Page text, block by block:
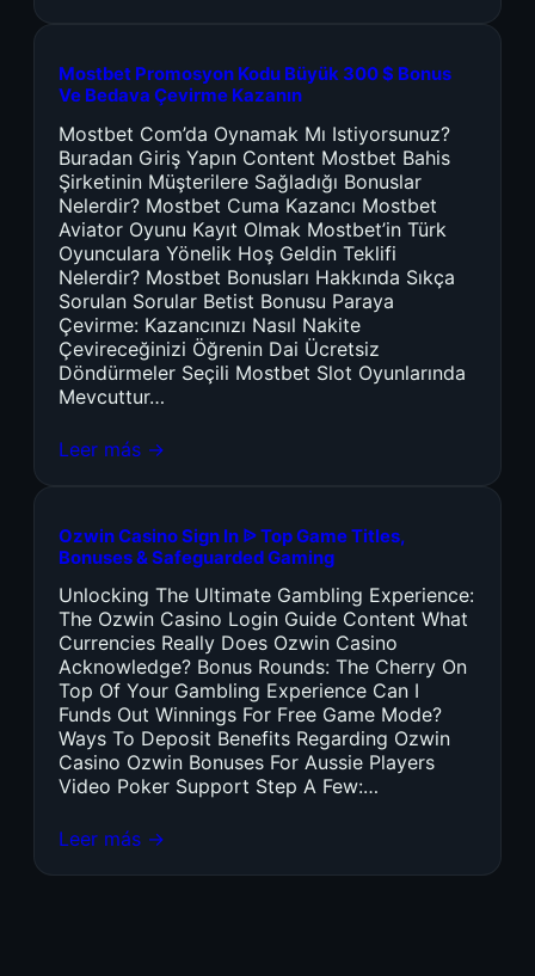
Mostbet Promosyon Kodu Büyük 300 $ Bonus
Ve Bedava Çevirme Kazanın
Mostbet Com’da Oynamak Mı Istiyorsunuz?
Buradan Giriş Yapın Content Mostbet Bahis
Şirketinin Müşterilere Sağladığı Bonuslar
Nelerdir? Mostbet Cuma Kazancı Mostbet
Aviator Oyunu Kayıt Olmak Mostbet’in Türk
Oyunculara Yönelik Hoş Geldin Teklifi
Nelerdir? Mostbet Bonusları Hakkında Sıkça
Sorulan Sorular Betist Bonusu Paraya
Çevirme: Kazancınızı Nasıl Nakite
Çevireceğinizi Öğrenin Dai Ücretsiz
Döndürmeler Seçili Mostbet Slot Oyunlarında
Mevcuttur…
Leer más →
Ozwin Casino Sign In ᐉ Top Game Titles,
Bonuses & Safeguarded Gaming
Unlocking The Ultimate Gambling Experience:
The Ozwin Casino Login Guide Content What
Currencies Really Does Ozwin Casino
Acknowledge? Bonus Rounds: The Cherry On
Top Of Your Gambling Experience Can I
Funds Out Winnings For Free Game Mode?
Ways To Deposit Benefits Regarding Ozwin
Casino Ozwin Bonuses For Aussie Players
Video Poker Support Step A Few:…
Leer más →